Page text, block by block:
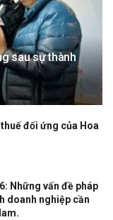
sau sự thành
đối ứng của Hoa
Những vấn đề pháp
doanh nghiệp cần